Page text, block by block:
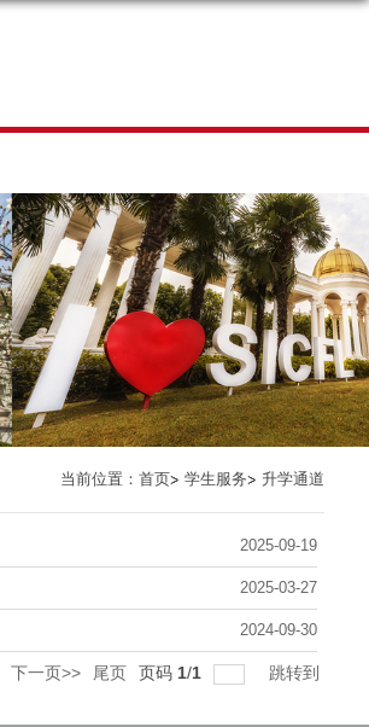
当前位置： 首页 学生服务 升学通道
2025-09-19
2025-03-27
2024-09-30
下一页>> 尾页 页码 1/1 跳转到